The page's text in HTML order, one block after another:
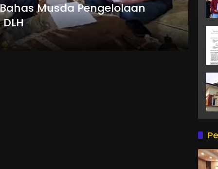
Musda Pengelolaan